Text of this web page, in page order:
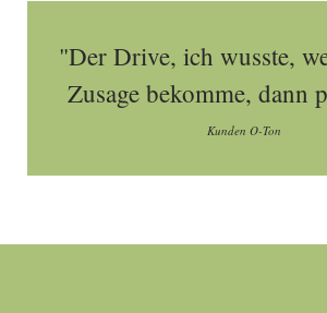
"Der Drive, ich wusste,
Zusage bekomme, dann
Kunden O-Ton